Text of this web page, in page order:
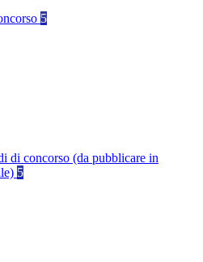
5
di concorso (da pubblicare in
5